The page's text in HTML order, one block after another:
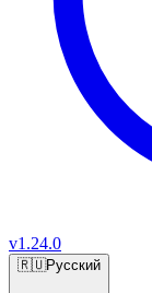
v1.24.0
🇷🇺Русский